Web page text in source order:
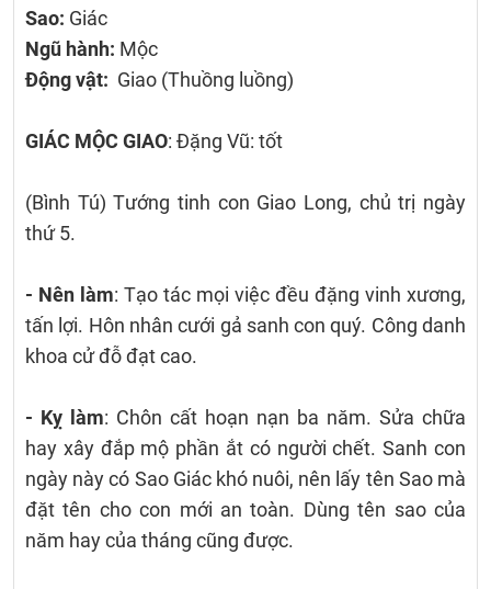
Sao: Giác
Ngũ hành: Mộc
Động vật: Giao (Thuồng luồng)
GIÁC MỘC GIAO: Đặng Vũ: tốt
(Bình Tú) Tướng tinh con Giao Long, chủ trị ngày
thứ 5.
- Nên làm: Tạo tác mọi việc đều đặng vinh xương,
tấn lợi. Hôn nhân cưới gả sanh con quý. Công danh
khoa cử đỗ đạt cao.
- Kỵ làm: Chôn cất hoạn nạn ba năm. Sửa chữa
hay xây đắp mộ phần ắt có người chết. Sanh con
ngày này có Sao Giác khó nuôi, nên lấy tên Sao mà
đặt tên cho con mới an toàn. Dùng tên sao của
năm hay của tháng cũng được.